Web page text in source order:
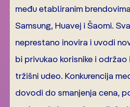
među etabliranim
Samsung, Huavej i Šaomi.
neprestano inovira i uvodi
bi privukao korisnike i
tržišni udeo. Konkurencija
dovodi do smanjenja cena,